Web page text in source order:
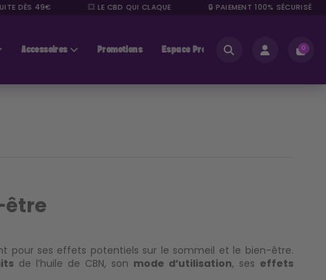
DÈS 49€ 💥 LE CBD QUI CLAQUE 🔒 PAIEMENT 100% SÉCURISÉ
Accessoires Promotions Espace Pros 0
être
pour ses effets potentiels sur le sommeil et le bien-être.
de l’huile de CBN, son mode d’utilisation, ses effets